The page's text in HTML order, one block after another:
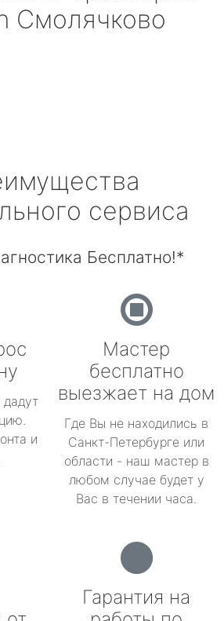
Смолячково
сервиса
Бесплатно!*
и
Мастер
бесплатно
выезжает на дом
Где Вы не находились в
Санкт-Петербурге или
области - наш мастер в
любом случае будет у
Вас в течении часа.
Гарантия на